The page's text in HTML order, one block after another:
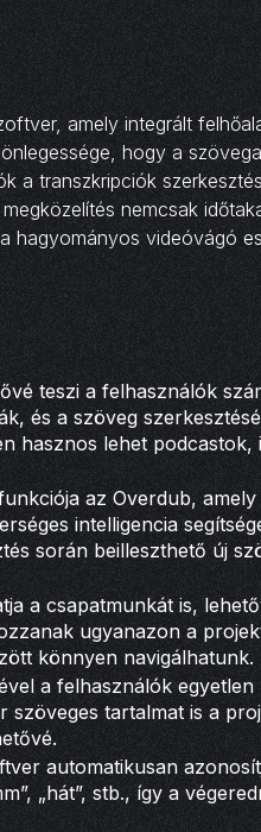
amely integrált
hogy a
a transzkripciók
nemcsak
hagyományos videóvágó
teszi a felhasználók
és a szöveg
hasznos lehet podcastok,
az Overdub,
intelligencia
során beilleszthető új
a csapatmunkát is,
ugyanazon a
könnyen navigálhatunk.
a felhasználók egyetlen
tartalmat is a
automatikusan
„hát”, stb., így a